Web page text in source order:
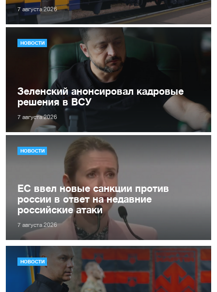
7 августа 2026
НОВОСТИ
Зеленский анонсировал кадровые
решения в ВСУ
7 августа 2026
НОВОСТИ
ЕС ввел новые санкции против
россии в ответ на недавние
российские атаки
7 августа 2026
НОВОСТИ